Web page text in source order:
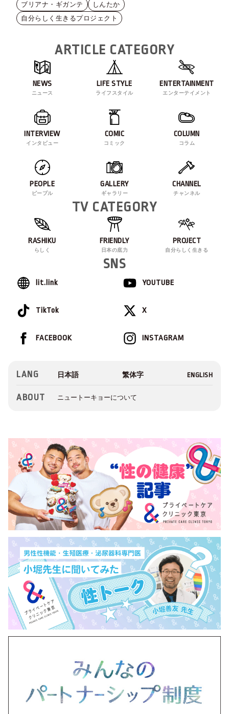
ブリアナ・ギガンテ
しんたか
自分らしく生きるプロジェクト
ARTICLE CATEGORY
NEWS
ニュース
LIFE STYLE
ライフスタイル
ENTERTAINMENT
エンターテイメント
INTERVIEW
インタビュー
COMIC
コミック
COLUMN
コラム
PEOPLE
ピープル
GALLERY
ギャラリー
CHANNEL
チャンネル
TV CATEGORY
RASHIKU
らしく
FRIENDLY
日本の底力
PROJECT
自分らしく生きる
SNS
lit.link YOUTUBE
TikTok X
INSTAGRAM
FACEBOOK
LANG
ABOUT ニュートーキョーについて